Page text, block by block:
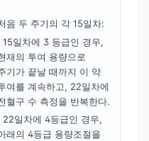
음 두 주기의 각 15일차:
15일차에 3 등급인 경우,
재의 투여 용량으로
기가 끝날 때까지 이 약
여를 계속하고, 22일차에
혈구 수 측정을 반복한다.
22일차에 4등급인 경우,
래의 4등급 용량조절을